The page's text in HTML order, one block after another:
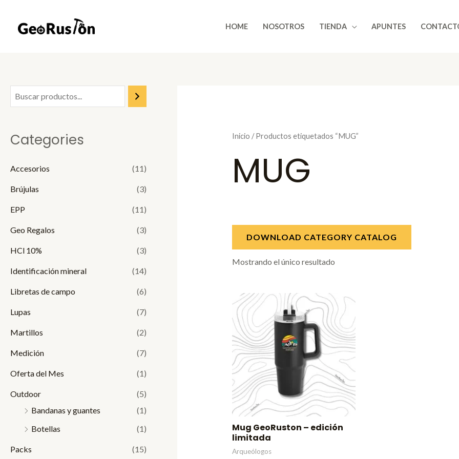
content
HOME NOSOTROS TIENDA APUNTES
Categories
Accesorios (11)
Brújulas (3)
EPP (11)
Geo Regalos (3)
HCl 10% (3)
Identificación mineral (14)
Libretas de campo (6)
Lupas (7)
Martillos (2)
Medición (7)
Oferta del Mes (1)
Outdoor
(5)
Bandanas y guantes
(1)
Botellas
(1)
Packs (15)
Inicio / Productos etiquetados “MUG”
MUG
DOWNLOAD CATEGORY CATALOG
Mostrando el único resultado
Mug GeoRuston – edición
limitada
Arqueólogos